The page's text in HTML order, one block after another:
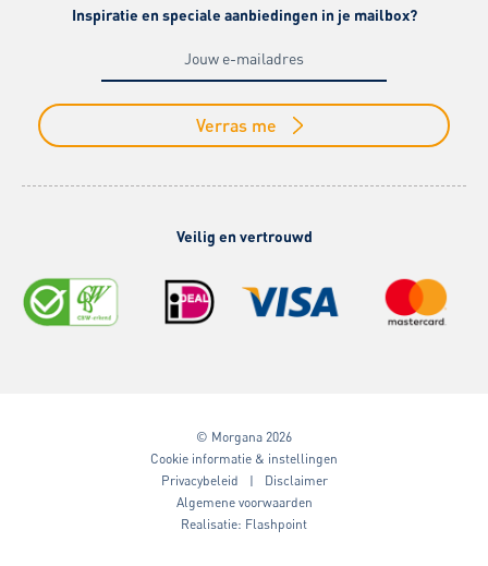
Inspiratie en speciale aanbiedingen in je mailbox?
Verras me
Veilig en vertrouwd
© Morgana 2026
Cookie informatie & instellingen
Privacybeleid
Disclaimer
Algemene voorwaarden
Realisatie: Flashpoint